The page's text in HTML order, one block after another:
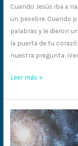
Cuando Jesús iba a
un pesebre. Cuando
palabras y le dieron
la puerta de tu
nuestra pregunta:
Leer más »
El
Verbo
se